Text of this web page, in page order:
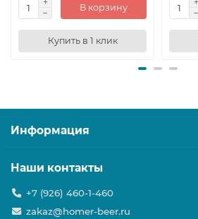
В корзину
Купить в 1 клик
Информация
Наши контакты
+7 (926) 460-1-460
zakaz@homer-beer.ru